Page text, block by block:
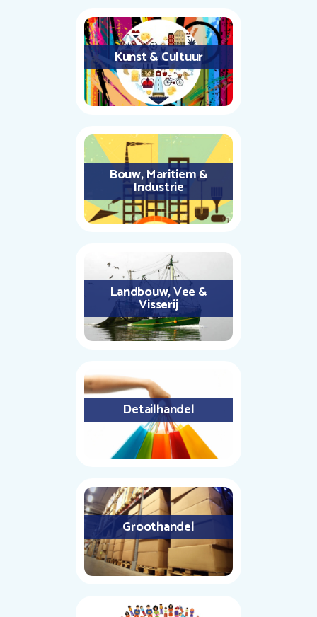
Kunst & Cultuur
Bouw, Maritiem &
Industrie
Landbouw, Vee &
Visserij
Detailhandel
Groothandel